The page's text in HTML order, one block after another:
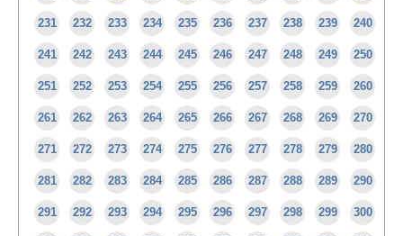
231 232 233 234 235 236 237 238 239 240
241 242 243 244 245 246 247 248 249 250
251 252 253 254 255 256 257 258 259 260
261 262 263 264 265 266 267 268 269 270
271 272 273 274 275 276 277 278 279 280
281 282 283 284 285 286 287 288 289 290
291 292 293 294 295 296 297 298 299 300